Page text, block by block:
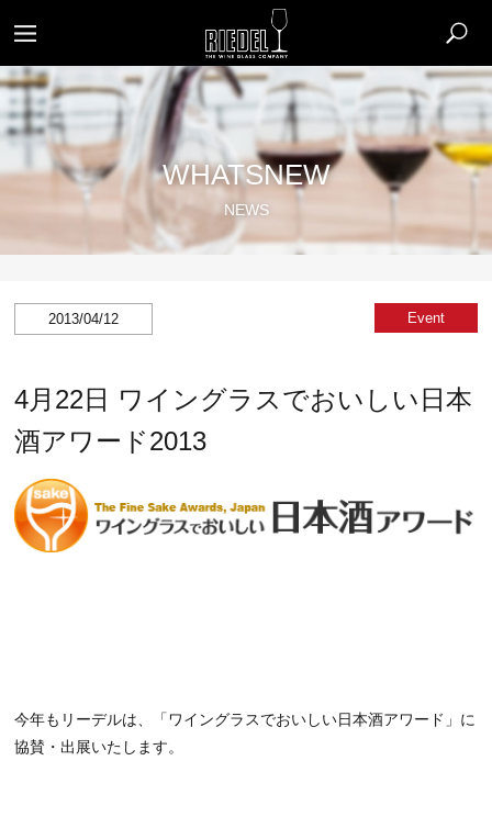
WHATSNEW
NEWS
2013/04/12 Event
4月22日 ワイングラスでおいしい日本
酒アワード2013
今年もリーデルは、「ワイングラスでおいしい日本酒アワード」に
協賛・出展いたします。